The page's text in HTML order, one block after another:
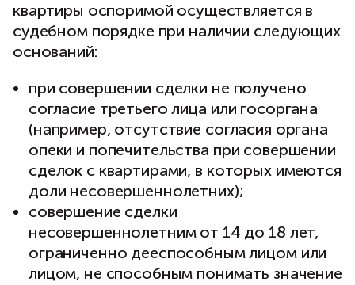
квартиры оспоримой осуществляется в
судебном порядке при наличии следующих
оснований:
при совершении сделки не получено
согласие третьего лица или госоргана
(например, отсутствие согласия органа
опеки и попечительства при совершении
сделок с квартирами, в которых имеются
доли несовершеннолетних);
совершение сделки
несовершеннолетним от 14 до 18 лет,
ограниченно дееспособным лицом или
лицом, не способным понимать значение